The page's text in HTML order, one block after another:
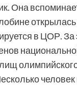
Она
открылась
в ЦОР. За